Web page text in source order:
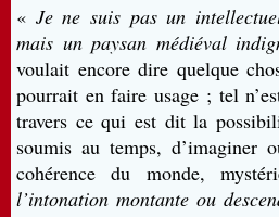
« Je ne suis pas un
mais un paysan médiéval
voulait encore dire quelque
pourrait en faire usage ; tel
travers ce qui est dit la
soumis au temps, d’imaginer
cohérence du monde,
l’intonation montante ou